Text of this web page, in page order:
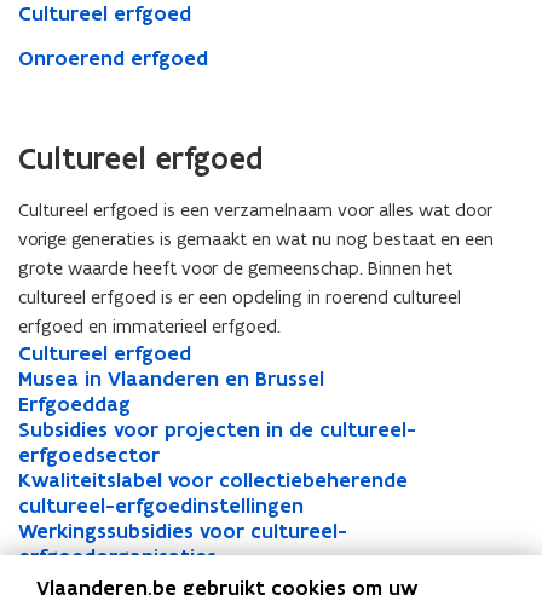
Cultureel erfgoed
Onroerend erfgoed
Cultureel erfgoed
Cultureel erfgoed is een verzamelnaam voor alles wat door
vorige generaties is gemaakt en wat nu nog bestaat en een
grote waarde heeft voor de gemeenschap. Binnen het
cultureel erfgoed is er een opdeling in roerend cultureel
erfgoed en immaterieel erfgoed.
C
u
l
t
u
r
e
e
l
Cultureel erfgoed
C
u
l
t
u
r
e
e
l
M
u
s
e
a
i
n
V
Musea in Vlaanderen en Brussel
M
u
s
e
a
i
n
V
E
r
f
g
o
e
d
Erfgoeddag
E
r
f
g
o
e
d
S
u
b
s
i
d
Subsidies voor projecten in de cultureel-
erfgoedsector
S
u
b
s
i
d
K
w
a
l
Kwaliteitslabel voor collectiebeherende
cultureel-erfgoedinstellingen
K
w
a
l
W
e
Werkingssubsidies voor cultureel-
erfgoedorganisaties
W
e
Topstukken in het Vlaamse roerende erfgoed
Vlaanderen.be gebruikt cookies om uw